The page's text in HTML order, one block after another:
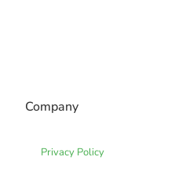
Company
Privacy Policy